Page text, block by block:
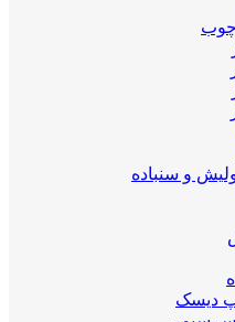
چوب
و سنباده
دیسک